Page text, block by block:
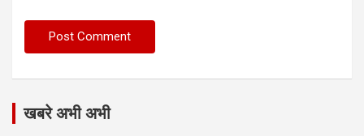
खबरे अभी अभी